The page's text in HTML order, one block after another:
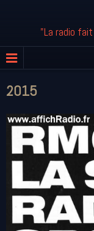
"La radio
2015